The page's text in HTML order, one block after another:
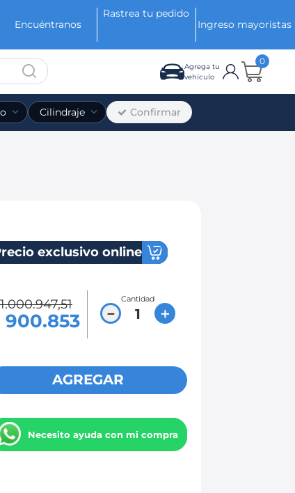
Encuéntranos
Rastrea tu pedido
Ingreso mayoristas
Agrega tu
vehículo
0
Cilindraje Confirmar
exclusivo online
1.000.947,51
900.853
Cantidad
＋
－
AGREGAR
Necesito ayuda con mi compra